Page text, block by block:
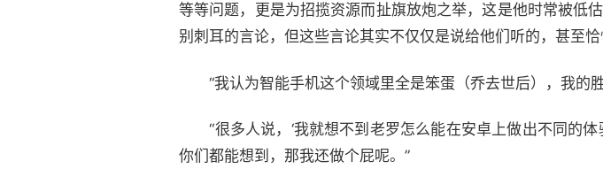
等等问题，更是为招揽资源而扯旗放炮之举，这是他时常被
别刺耳的言论，但这些言论其实不仅仅是说给他们听的，甚至
“我认为智能手机这个领域里全是笨蛋（乔去世后），我的
“很多人说，‘我就想不到老罗怎么能在安卓上做出不同的体
你们都能想到，那我还做个屁呢。”